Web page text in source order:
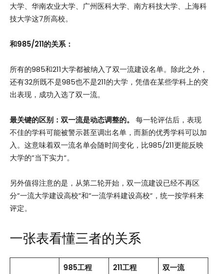
大学、华南农业大学、广州医科大学、南方科技大学、上海科
技大学这7所高校。
和985/211的关系：
所有的985和211大学都被纳入了双一流建设名单。除此之外，
还有32所既不是985也不是211的大学，凭借在某些学科上的突
出表现，成功入选了双一流。
最关键的区别：双一流是动态调整的。
每一轮评估后，表现
不佳的学科可能被警示甚至调出名单，而新的优秀学科可以加
入。这意味着双一流名单会随时间变化，比985/211更能反映
大学的”当下实力”。
另外值得注意的是，从第二轮开始，双一流建设已经不再区
分”一流大学建设高校”和”一流学科建设高校”，统一按学科来
评定。
一张表看懂三者的关系
985工程 211工程 双一流